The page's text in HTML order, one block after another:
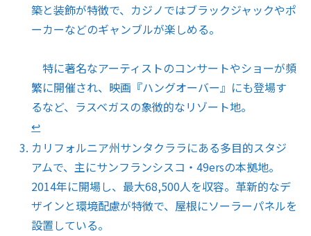
築と装飾が特徴で、カジノではブラックジャックやポ
ーカーなどのギャンブルが楽しめる。
特に著名なアーティストのコンサートやショーが頻
繁に開催され、映画『ハングオーバー』にも登場す
るなど、ラスベガスの象徴的なリゾート地。
↩︎
カリフォルニア州サンタクララにある多目的スタジ
アムで、主にサンフランシスコ・49ersの本拠地。
2014年に開場し、最大68,500人を収容。革新的なデ
ザインと環境配慮が特徴で、屋根にソーラーパネルを
設置している。